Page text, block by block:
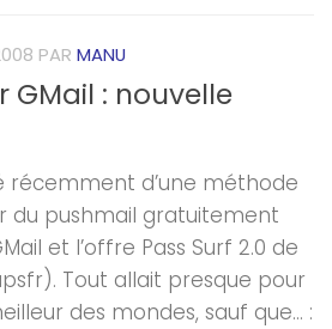
PAR MANU
GMail : nouvelle
récemment d’une méthode
du pushmail gratuitement
et l’offre Pass Surf 2.0 de
Tout allait presque pour
des mondes, sauf que… :